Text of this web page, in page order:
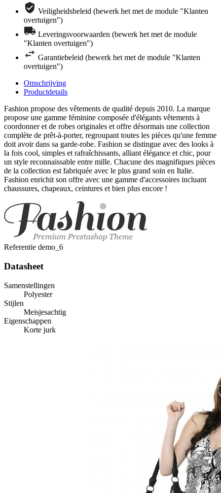
Veiligheidsbeleid (bewerk het met de module "Klanten
overtuigen")
Leveringsvoorwaarden (bewerk het met de module
"Klanten overtuigen")
Garantiebeleid (bewerk het met de module "Klanten
overtuigen")
Omschrijving
Productdetails
Fashion propose des vêtements de qualité depuis 2010. La marque
propose une gamme féminine composée d'élégants vêtements à
coordonner et de robes originales et offre désormais une collection
complète de prêt-à-porter, regroupant toutes les pièces qu'une femme
doit avoir dans sa garde-robe. Fashion se distingue avec des looks à
la fois cool, simples et rafraîchissants, alliant élégance et chic, pour
un style reconnaissable entre mille. Chacune des magnifiques pièces
de la collection est fabriquée avec le plus grand soin en Italie.
Fashion enrichit son offre avec une gamme d'accessoires incluant
chaussures, chapeaux, ceintures et bien plus encore !
Referentie demo_6
Datasheet
Samenstellingen
Polyester
Stijlen
Meisjesachtig
Eigenschappen
Korte jurk